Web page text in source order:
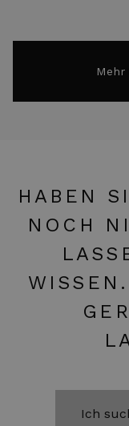
Mehr
HABEN
NOCH
Ich